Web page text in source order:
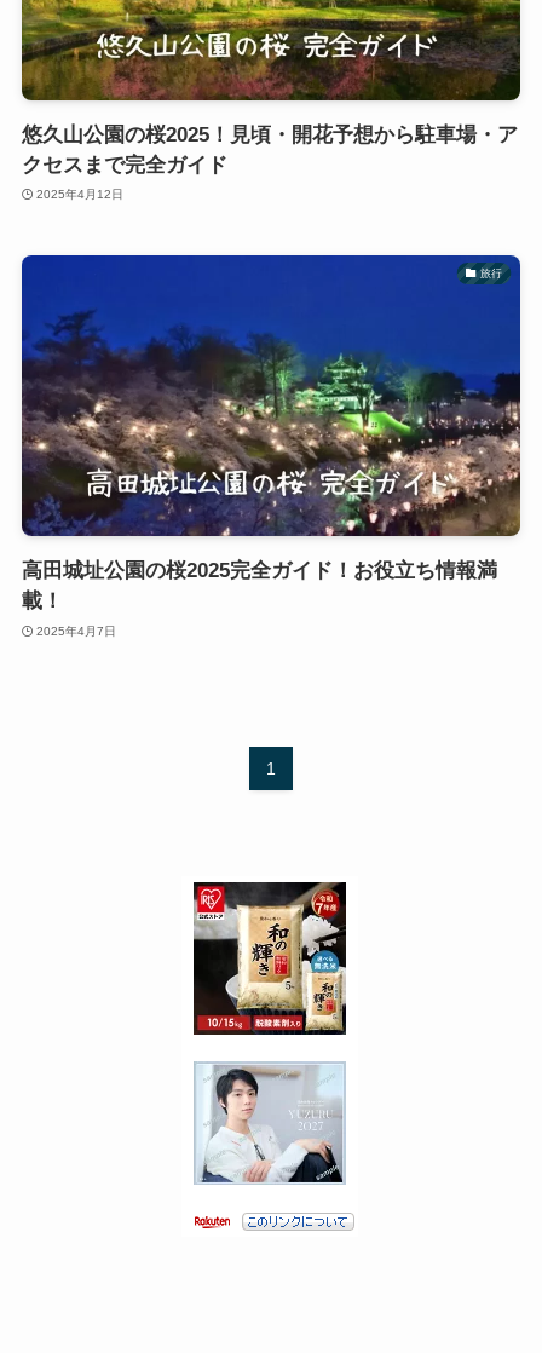
悠久山公園の桜2025！見頃・開花予想から駐車場・ア
クセスまで完全ガイド
2025年4月12日
旅行
高田城址公園の桜2025完全ガイド！お役立ち情報満
載！
2025年4月7日
1